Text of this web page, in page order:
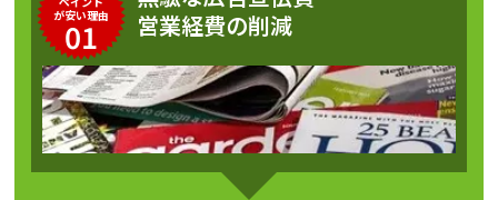
が安い理由
01
営業経費の削減